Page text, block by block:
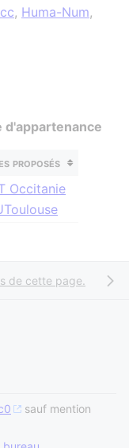
, Huma-Num,
d'appartenance
proposés
Occitanie
de cette page.
sauf mention